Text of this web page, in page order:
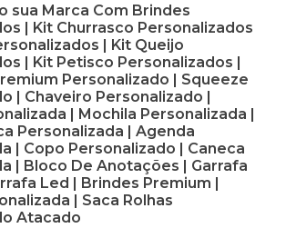
sua Marca Com Brindes
| Kit Churrasco Personalizados
| Kit Queijo
| Kit Petisco Personalizados |
Personalizado | Squeeze
| Chaveiro Personalizado |
| Mochila Personalizada |
Personalizada | Agenda
| Copo Personalizado | Caneca
| Bloco De Anotações | Garrafa
Led | Brindes Premium |
| Saca Rolhas
Atacado